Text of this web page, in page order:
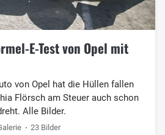
E-Test von Opel mit
von Opel hat die Hüllen fallen
Flörsch am Steuer auch schon
Alle Bilder.
23 Bilder